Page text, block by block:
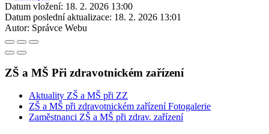
Datum vložení: 18. 2. 2026 13:00
Datum poslední aktualizace: 18. 2. 2026 13:01
Autor: Správce Webu
ZŠ a MŠ Při zdravotnickém zařízení
Aktuality ZŠ a MŠ při ZZ
ZŠ a MŠ při zdravotnickém zařízení Fotogalerie
Zaměstnanci ZŠ a MŠ při zdrav. zařízení